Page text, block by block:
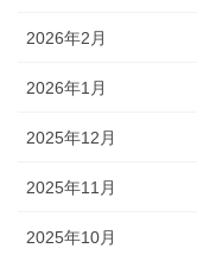
2026年2月
2026年1月
2025年12月
2025年11月
2025年10月